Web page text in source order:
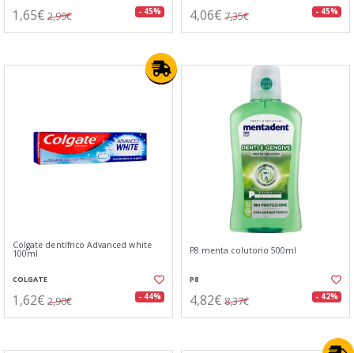
1,65€ 2,99€ - 45% 4,06€ 7,35€ - 45%
Colgate dentífrico Advanced white
100ml
COLGATE
1,62€ 2,90€ - 44%
P8 menta colutorio 500ml
P8
4,82€ 8,37€ - 42%